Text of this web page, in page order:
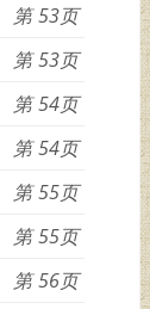
53
53
54
54
55
55
56